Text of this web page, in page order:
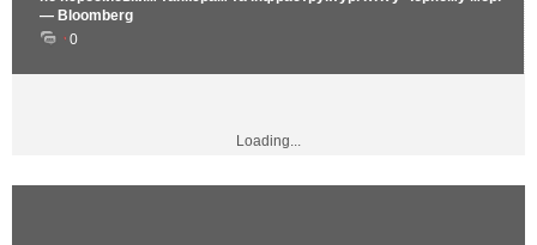
— Bloomberg
0
Loading...